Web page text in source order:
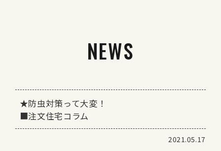
NEWS
★防虫対策って大変！
■注文住宅コラム
2021.05.17